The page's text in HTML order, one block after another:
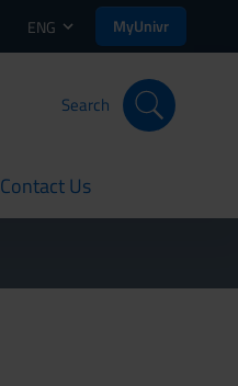
ENG MyUnivr
Search
Contact Us
current